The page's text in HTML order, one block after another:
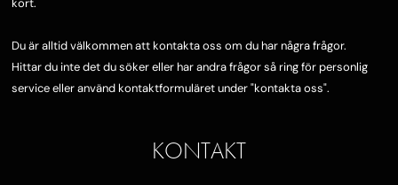
Du är alltid välkommen att kontakta oss om du har några frågor.
Hittar du inte det du söker eller har andra frågor så ring för personlig
service eller använd kontaktformuläret under "kontakta oss".
KONTAKT